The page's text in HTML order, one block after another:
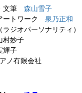
文筆 森山雪子
ートワーク 泉乃正和
ジオパーソナリティ）
妙子
輝子
ノ有限会社